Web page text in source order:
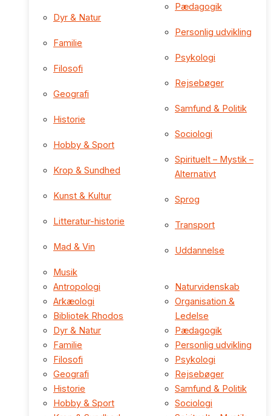
Dyr & Natur
Familie
Filosofi
Geografi
Historie
Hobby & Sport
Krop & Sundhed
Kunst & Kultur
Litteratur-historie
Mad & Vin
Musik
Pædagogik
Personlig udvikling
Psykologi
Rejsebøger
Samfund & Politik
Sociologi
Spirituelt – Mystik –
Alternativt
Sprog
Transport
Uddannelse
Antropologi
Arkæologi
Bibliotek Rhodos
Dyr & Natur
Familie
Filosofi
Geografi
Historie
Hobby & Sport
Naturvidenskab
Organisation &
Ledelse
Pædagogik
Personlig udvikling
Psykologi
Rejsebøger
Samfund & Politik
Sociologi